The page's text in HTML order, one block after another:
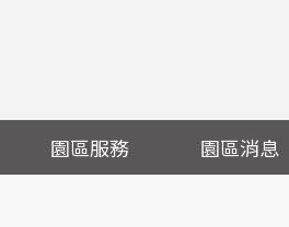
園區服務 園區消息